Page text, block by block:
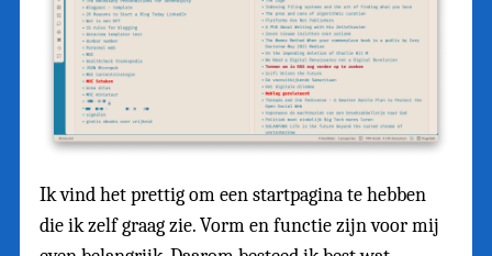
Ik vind het prettig om een startpagina te hebben
die ik zelf graag zie. Vorm en functie zijn voor mij